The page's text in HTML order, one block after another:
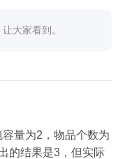
dp[tn-1][rw-w[tn]] +
大家看到。
量为2，物品个数为
的结果是3，但实际